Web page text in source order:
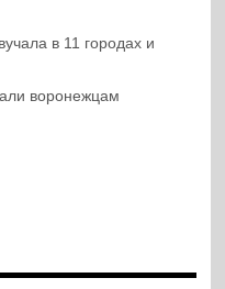
в 11 городах и
воронежцам